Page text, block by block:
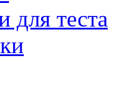
для теста